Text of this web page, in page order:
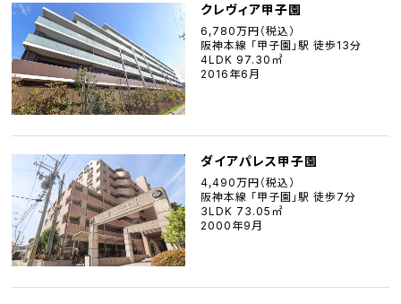
クレヴィア甲子園
6,780万円（税込）
阪神本線 「甲子園」駅 徒歩13分
4LDK 97.30㎡
2016年6月
ダイアパレス甲子園
4,490万円（税込）
阪神本線 「甲子園」駅 徒歩7分
3LDK 73.05㎡
2000年9月